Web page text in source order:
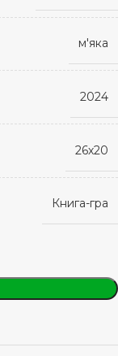
м'яка
2024
26х20
Книга-гра